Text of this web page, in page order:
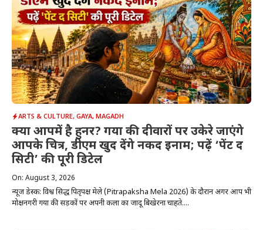
ARTS & CULTURE, GAYA, MAGADH
क्या आपमें है हुनर? गया की दीवारों पर उकेरे जाएंगे
आपके चित्र, डीएम खुद देंगे नकद इनाम; पढ़ें ‘पेंट द
सिटी’ की पूरी डिटेल
On: August 3, 2026
न्यूज डेस्क: विश्व प्रसिद्ध पितृपक्ष मेले (Pitrapaksha Mela 2026) के दौरान अगर आप भी
मोक्षनगरी गया की सड़कों पर अपनी कला का जादू बिखेरना चाहते....